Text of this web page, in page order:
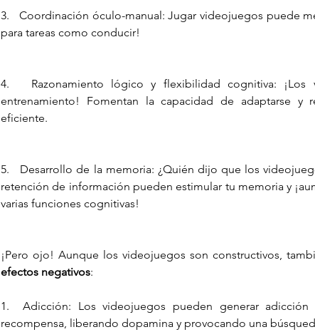
3.   Coordinación óculo-manual: Jugar videojuegos puede
para tareas como conducir!
4.   Razonamiento lógico y flexibilidad cognitiva:
entrenamiento! Fomentan la capacidad de adaptarse y
eficiente.
5.   Desarrollo de la memoria: ¿Quién dijo que los
retención de información pueden estimular tu memoria y
varias funciones cognitivas!
efectos negativos:
1.  Adicción: Los videojuegos pueden generar
recompensa, liberando dopamina y provocando una